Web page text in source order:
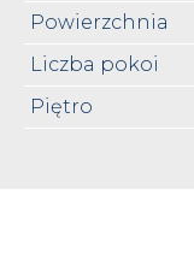
Powierzchnia
Liczba pokoi
Piętro